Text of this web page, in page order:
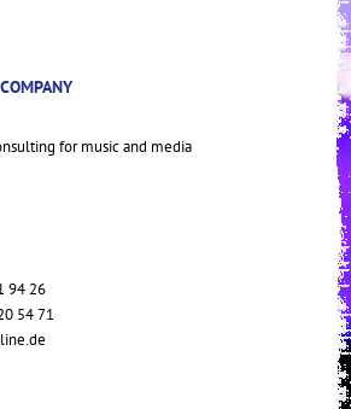
for music and media
94 26
54 71